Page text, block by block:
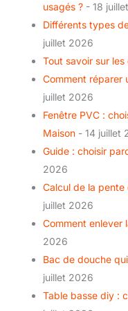
usagés ? - 18
Différents types
juillet 2026
Tout savoir sur
Comment réparer
juillet 2026
Fenêtre PVC :
Maison - 14 juillet
Guide : choisir
2026
Calcul de la pente
juillet 2026
Comment enlever
2026
Bac de douche
juillet 2026
Table basse diy :